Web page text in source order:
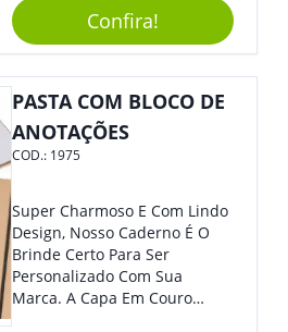
Empresa Em Eventos,
Reuniões Corporativas Ou Até
Mesmo Para Presentear
Colaboradores.
Confira!
PASTA COM BLOCO DE
ANOTAÇÕES
COD.: 1975
Super Charmoso E Com Lindo
Design, Nosso Caderno É O
Brinde Certo Para Ser
Personalizado Com Sua
Marca. A Capa Em Couro